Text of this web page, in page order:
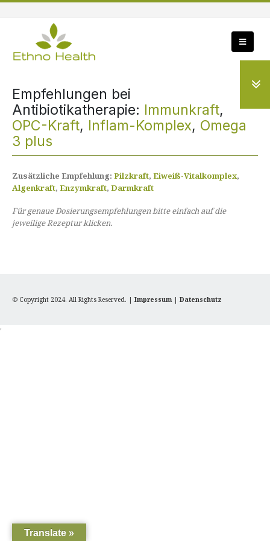
Empfehlungen bei
Antibiotikatherapie: Immunkraft,
OPC-Kraft, Inflam-Komplex, Omega
3 plus
Zusätzliche Empfehlung: Pilzkraft, Eiweiß-Vitalkomplex,
Algenkraft, Enzymkraft, Darmkraft
Für genaue Dosierungsempfehlungen bitte einfach auf die
jeweilige Rezeptur klicken.
© Copyright 2024. All Rights Reserved. | Impressum | Datenschutz
'
Translate »